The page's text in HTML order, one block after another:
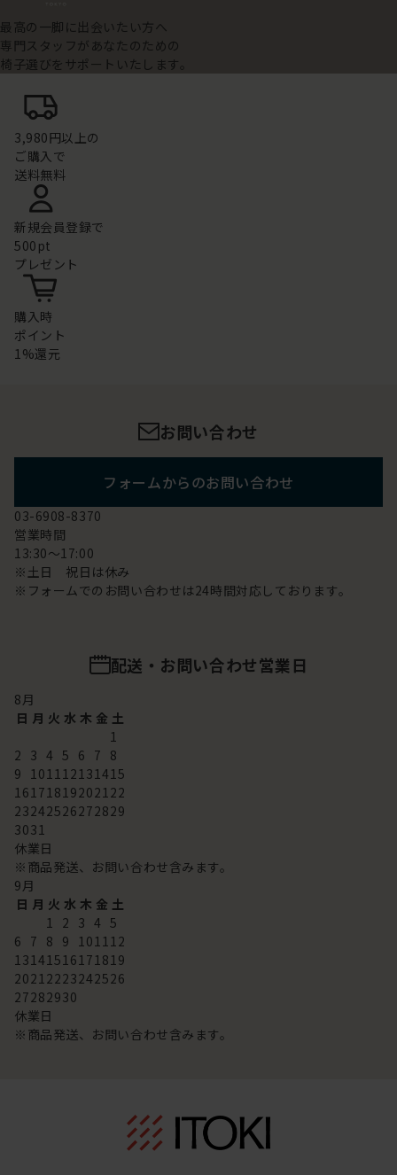
最高の一脚に出会いたい方へ
専門スタッフがあなたのための
椅子選びをサポートいたします。
3,980円以上の
ご購入で
送料無料
新規会員登録で
500pt
プレゼント
購入時
ポイント
1%還元
お問い合わせ
フォームからのお問い合わせ
03-6908-8370
営業時間
13:30～17:00
※土日 祝日は休み
※フォームでのお問い合わせは24時間対応しております。
配送・お問い合わせ営業日
8 月
日 月 火 水 木 金 土
1
2 3 4 5 6 7 8
9
10 11 12 13 14 15
16 17 18 192021 22
23242526272829
3031
休業日
※商品発送、お問い合わせ含みます。
9 月
日 月 火 水 木 金 土
1
2 3 4 5
6 7 8 9 10 11 12
13 14 15 16 17 18 19
2021 2223242526
27282930
休業日
※商品発送、お問い合わせ含みます。